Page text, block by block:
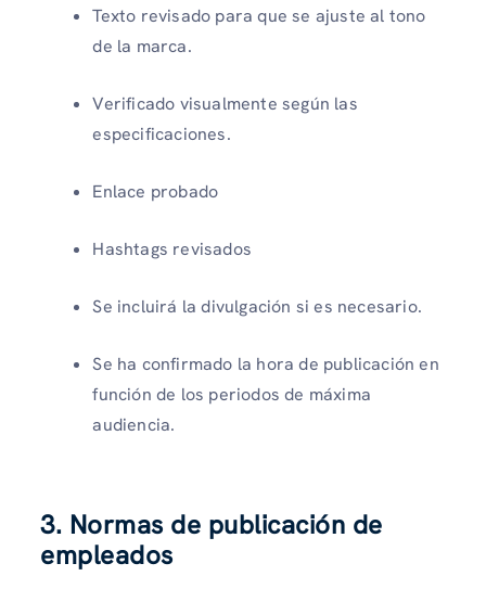
Texto revisado para que se ajuste al tono
de la marca.
Verificado visualmente según las
especificaciones.
Enlace probado
Hashtags revisados
Se incluirá la divulgación si es necesario.
Se ha confirmado la hora de publicación en
función de los periodos de máxima
audiencia.
3. Normas de publicación de
empleados